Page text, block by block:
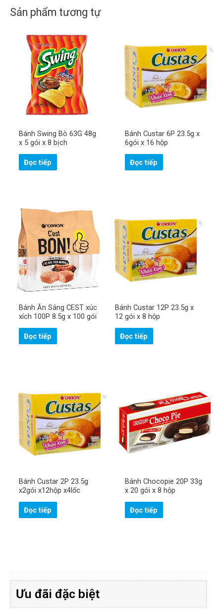
Sản phẩm tương tự
Bánh Swing Bò 63G 48g
x 5 gói x 8 bịch
Đọc tiếp
Bánh Custar 6P 23.5g x
6gói x 16 hộp
Đọc tiếp
Bánh Ăn Sáng CEST xúc
xích 100P 8.5g x 100 gói
Đọc tiếp
Bánh Custar 12P 23.5g x
12 gói x 8 hộp
Đọc tiếp
Bánh Custar 2P 23.5g
x2gói x12hộp x4lốc
Đọc tiếp
Bánh Chocopie 20P 33g
x 20 gói x 8 hộp
Đọc tiếp
Ưu đãi đặc biệt